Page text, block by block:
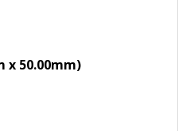
x 50.00mm)